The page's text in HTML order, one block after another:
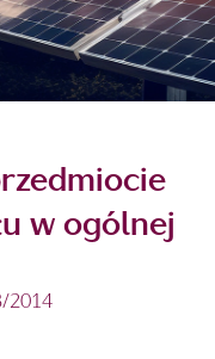
w ogólnej
2014